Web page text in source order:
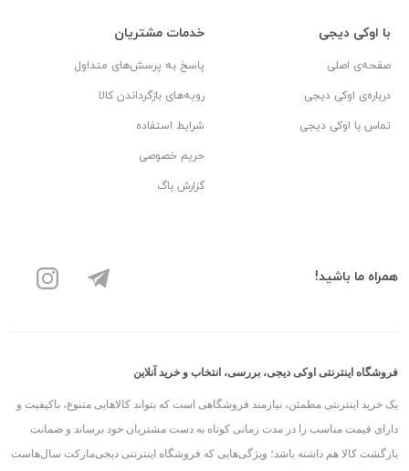
با اوکی دیجی
صفحه‌ی اصلی
درباره‌ی اوکی دیجی
تماس با اوکی دیجی
خدمات مشتریان
پاسخ به پرسش‌های متداول
رویه‌های بازگرداندن کالا
شرایط استفاده
حریم خصوصی
گزارش باگ
همراه ما باشید!
فروشگاه اینترنتی اوکی دیجی، بررسی، انتخاب و خرید آنلاین
یک خرید اینترنتی مطمئن، نیازمند فروشگاهی است که بتواند کالاهایی متنوع، باکیفیت و
دارای قیمت مناسب را در مدت زمانی کوتاه به دست مشتریان خود برساند و ضمانت
بازگشت کالا هم داشته باشد؛ ویژگی‌هایی که فروشگاه اینترنتی دیجی‌مارکت سال‌هاست